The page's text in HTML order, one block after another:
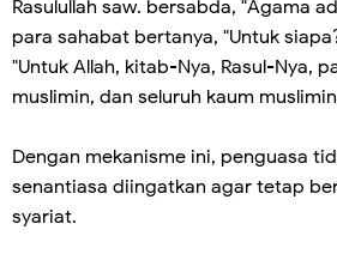
Rasulullah saw. bersabda, "Agama
para sahabat bertanya, "Untuk
"Untuk Allah, kitab-Nya, Rasul-Nya,
muslimin, dan seluruh kaum
Dengan mekanisme ini, penguasa
senantiasa diingatkan agar tetap
syariat.